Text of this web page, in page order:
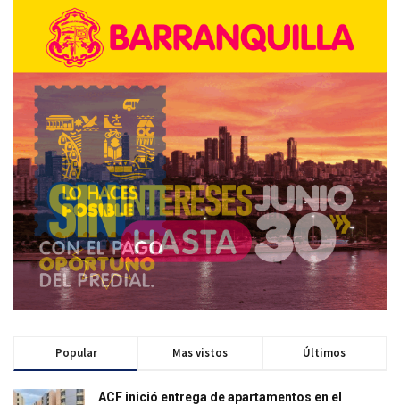
Popular Mas vistos Últimos
ACF inició entrega de apartamentos en el